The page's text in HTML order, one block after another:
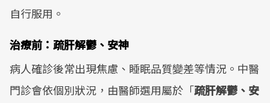
自行服用。
治療前：疏肝解鬱、安神
病人確診後常出現焦慮、睡眠品質變差等情況。中醫
門診會依個別狀況，由醫師選用屬於「疏肝解鬱、安